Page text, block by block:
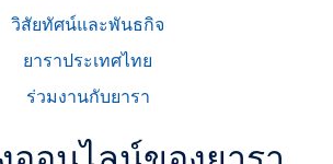
วิสัยทัศน์และพันธกิจ
ยาราประเทศไทย
ร่วมงานกับยารา